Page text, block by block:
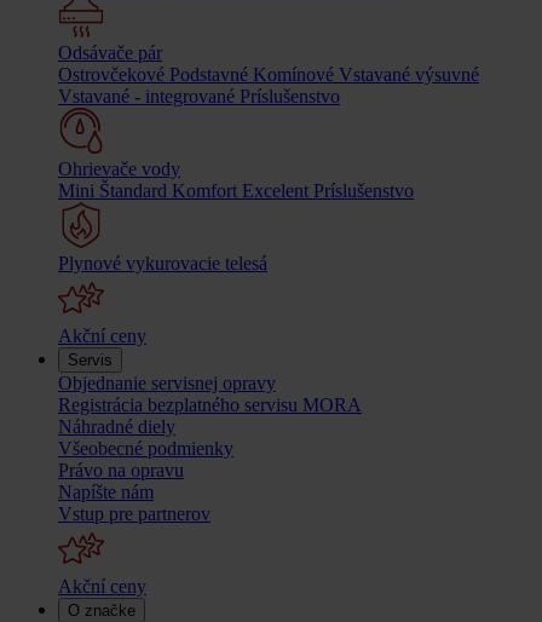
Odsávače pár
Ostrovčekové Podstavné Komínové Vstavané výsuvné
Vstavané - integrované Príslušenstvo
Ohrievače vody
Mini Štandard Komfort Excelent Príslušenstvo
Plynové vykurovacie telesá
Akční ceny
Servis
Objednanie servisnej opravy
Registrácia bezplatného servisu MORA
Náhradné diely
Všeobecné podmienky
Právo na opravu
Napíšte nám
Vstup pre partnerov
Akční ceny
O značke